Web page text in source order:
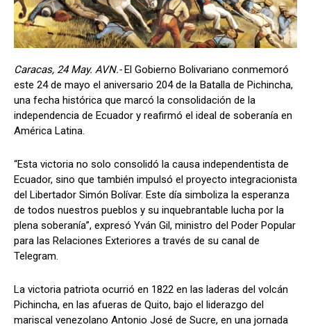
Caracas, 24 May. AVN.-El Gobierno Bolivariano conmemoró
este 24 de mayo el aniversario 204 de la Batalla de Pichincha,
una fecha histórica que marcó la consolidación de la
independencia de Ecuador y reafirmó el ideal de soberanía en
América Latina.
“Esta victoria no solo consolidó la causa independentista de
Ecuador, sino que también impulsó el proyecto integracionista
del Libertador Simón Bolívar. Este día simboliza la esperanza
de todos nuestros pueblos y su inquebrantable lucha por la
plena soberanía”, expresó Yván Gil, ministro del Poder Popular
para las Relaciones Exteriores a través de su canal de
Telegram.
La victoria patriota ocurrió en 1822 en las laderas del volcán
Pichincha, en las afueras de Quito, bajo el liderazgo del
mariscal venezolano Antonio José de Sucre, en una jornada